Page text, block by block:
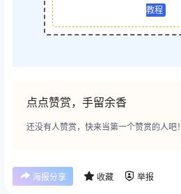
教程
点点赞赏，手留余香
还没有人赞赏，快来当第一个赞赏的人吧！
海报分享 收藏 举报